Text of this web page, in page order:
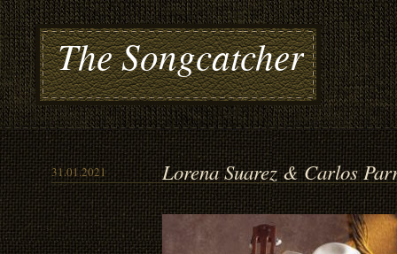
The Songcatcher
31.01.2021 Lorena Suarez & Carlos